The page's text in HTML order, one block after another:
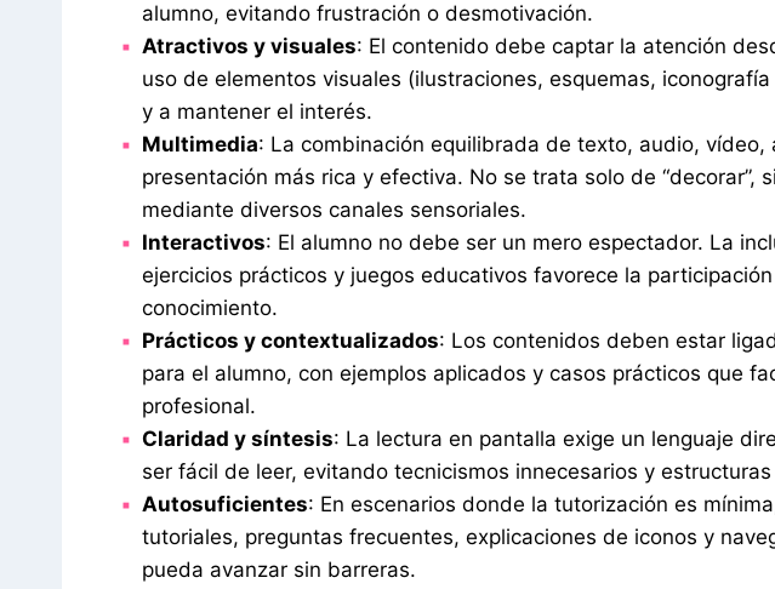
alumno, evitando frustración o desmotivación.
Atractivos y visuales: El contenido debe captar la atención
uso de elementos visuales (ilustraciones, esquemas,
y a mantener el interés.
Multimedia: La combinación equilibrada de texto, audio, vídeo,
presentación más rica y efectiva. No se trata solo de “decorar”,
mediante diversos canales sensoriales.
Interactivos: El alumno no debe ser un mero espectador. La
ejercicios prácticos y juegos educativos favorece la
conocimiento.
Prácticos y contextualizados: Los contenidos deben estar
para el alumno, con ejemplos aplicados y casos prácticos que
profesional.
Claridad y síntesis: La lectura en pantalla exige un lenguaje
ser fácil de leer, evitando tecnicismos innecesarios y
Autosuficientes: En escenarios donde la tutorización es
tutoriales, preguntas frecuentes, explicaciones de iconos y
pueda avanzar sin barreras.